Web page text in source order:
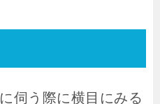
に伺う際に横目にみる